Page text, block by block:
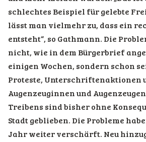
schlechtes Beispiel für gelebte
lässt man vielmehr zu, dass ein
entsteht“, so Gathmann. Die
nicht, wie in dem Bürgerbrief
einigen Wochen, sondern schon
Proteste, Unterschriftenaktionen
Augenzeuginnen und
Treibens sind bisher ohne
Stadt geblieben. Die Probleme
Jahr weiter verschärft. Neu